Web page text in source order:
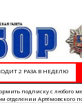
2 РАЗА В НЕДЕЛЮ
подписку с любого
отделении Артёмовского